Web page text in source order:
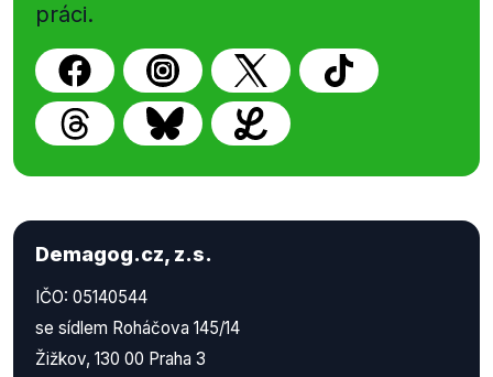
práci.
Demagog.cz, z.s.
IČO: 05140544
se sídlem Roháčova 145/14
Žižkov, 130 00 Praha 3